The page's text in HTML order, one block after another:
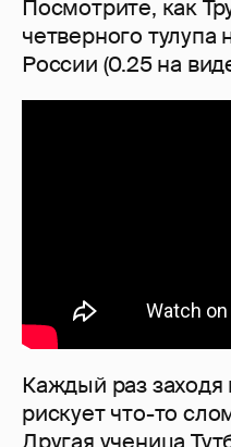
Посмотрите, как
четверного тулупа
России (0.25 на
Каждый раз
рискует что-то